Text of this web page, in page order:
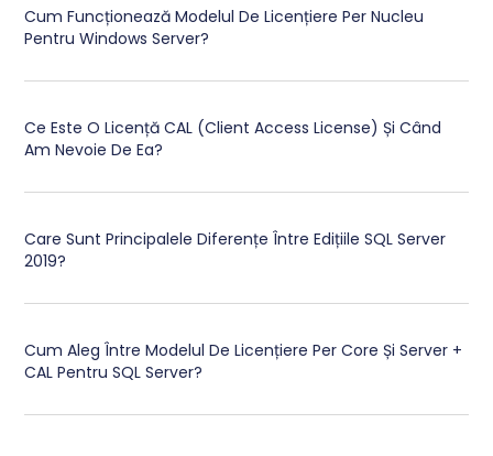
Cum Funcționează Modelul De Licențiere Per Nucleu
Pentru Windows Server?
Ce Este O Licență CAL (Client Access License) Și Când
Am Nevoie De Ea?
Care Sunt Principalele Diferențe Între Edițiile SQL Server
2019?
Cum Aleg Între Modelul De Licențiere Per Core Și Server +
CAL Pentru SQL Server?